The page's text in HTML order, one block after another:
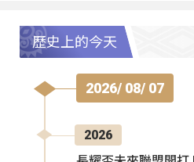
歷史上的今天
2026/ 08/ 07
2026